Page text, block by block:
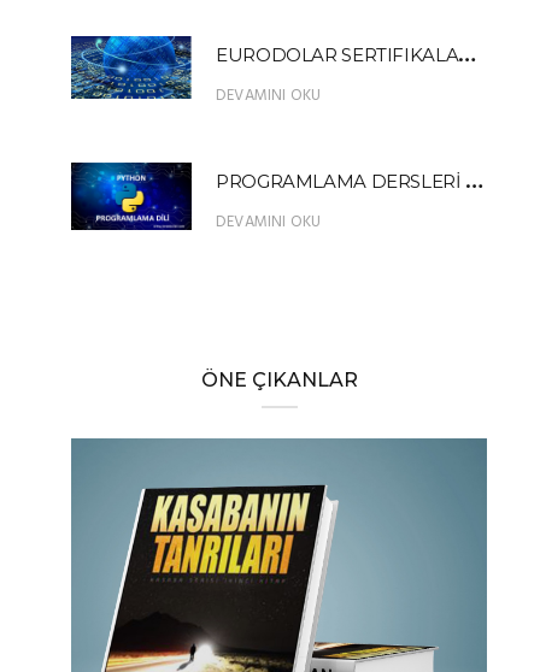
E
URODOLAR SERTIFIKALARI NEDİR?
DEVAMINI OKU
P
ROGRAMLAMA DERSLERİ PYTHON FIBONACCI SERİSİ ÖRNEK UYGULAMA
DEVAMINI OKU
ÖNE ÇIKANLAR